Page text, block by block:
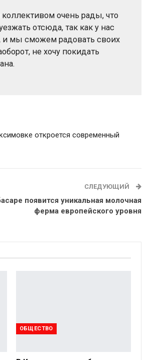
очень рады, что
отсюда, так как у нас
и мы сможем радовать своих
не хочу покидать
откроется современный
СЛЕДУЮЩИЙ
появится уникальная молочная
ферма европейского уровня
ОБЩЕСТВО